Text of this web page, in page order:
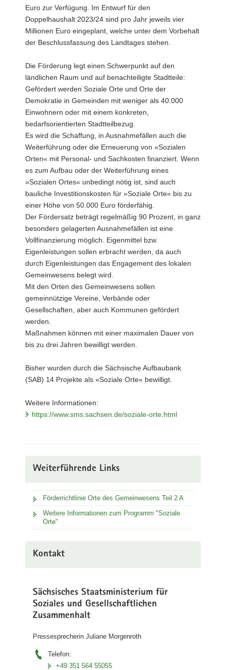
Euro zur Verfügung. Im Entwurf für den
Doppelhaushalt 2023/24 sind pro Jahr jeweils vier
Millionen Euro eingeplant, welche unter dem Vorbehalt
der Beschlussfassung des Landtages stehen.
Die Förderung legt einen Schwerpunkt auf den
ländlichen Raum und auf benachteiligte Stadtteile:
Gefördert werden Soziale Orte und Orte der
Demokratie in Gemeinden mit weniger als 40.000
Einwohnern oder mit einem konkreten,
bedarfsorientierten Stadtteilbezug.
Es wird die Schaffung, in Ausnahmefällen auch die
Weiterführung oder die Erneuerung von »Sozialen
Orten« mit Personal- und Sachkosten finanziert. Wenn
es zum Aufbau oder der Weiterführung eines
»Sozialen Ortes« unbedingt nötig ist, sind auch
bauliche Investitionskosten für »Soziale Orte« bis zu
einer Höhe von 50.000 Euro förderfähig.
Der Fördersatz beträgt regelmäßig 90 Prozent, in ganz
besonders gelagerten Ausnahmefällen ist eine
Vollfinanzierung möglich. Eigenmittel bzw.
Eigenleistungen sollen erbracht werden, da auch
durch Eigenleistungen das Engagement des lokalen
Gemeinwesens belegt wird.
Mit den Orten des Gemeinwesens sollen
gemeinnützige Vereine, Verbände oder
Gesellschaften, aber auch Kommunen gefördert
werden.
Maßnahmen können mit einer maximalen Dauer von
bis zu drei Jahren bewilligt werden.
Bisher wurden durch die Sächsische Aufbaubank
(SAB) 14 Projekte als »Soziale Orte« bewilligt.
Weitere Informationen:
https://www.sms.sachsen.de/soziale-orte.html
Weiterführende Links
Förderrichtlinie Orte des Gemeinwesens Teil 2 A
Weitere Informationen zum Programm "Soziale
Orte"
Kontakt
Sächsisches Staatsministerium für
Soziales und Gesellschaftlichen
Zusammenhalt
Pressesprecherin Juliane Morgenroth
Telefon:
+49 351 564 55055